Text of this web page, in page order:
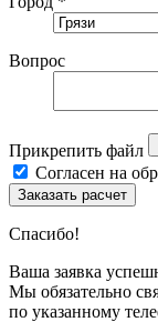
Вопрос
Прикрепить файл
Согласен на
Спасибо!
Ваша заявка
Мы обязательно
по указанному